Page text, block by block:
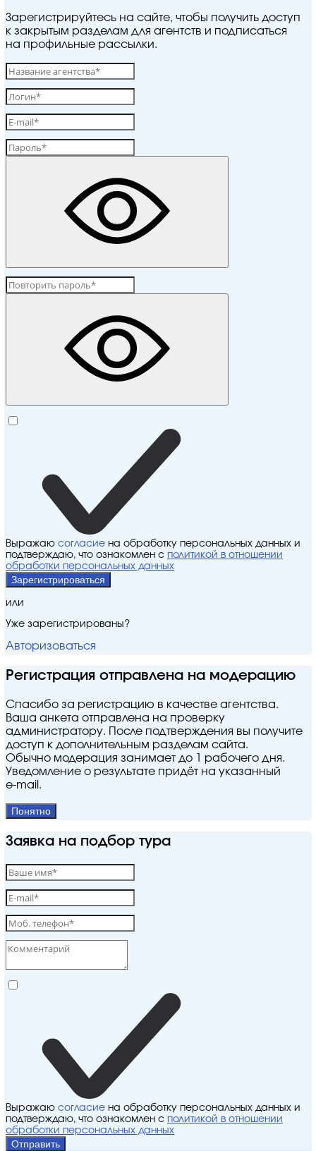
Зарегистрируйтесь на сайте, чтобы получить доступ
к закрытым разделам для агентств и подписаться
на профильные рассылки.
Выражаю согласие на обработку персональных данных и
подтверждаю, что ознакомлен с политикой в отношении
обработки персональных данных
Зарегистрироваться
или
Уже зарегистрированы?
Авторизоваться
Регистрация отправлена на модерацию
Спасибо за регистрацию в качестве агентства.
Ваша анкета отправлена на проверку
администратору. После подтверждения вы получите
доступ к дополнительным разделам сайта.
Обычно модерация занимает до 1 рабочего дня.
Уведомление о результате придёт на указанный
e‑mail.
Понятно
Заявка на подбор тура
Выражаю согласие на обработку персональных данных и
подтверждаю, что ознакомлен с политикой в отношении
обработки персональных данных
Отправить